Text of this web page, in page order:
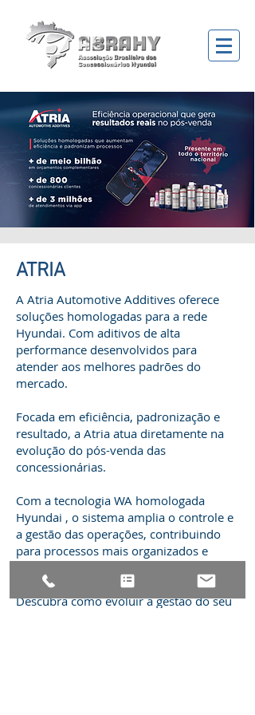
ATRIA
A Atria Automotive Additives oferece
soluções homologadas para a rede
Hyundai. Com aditivos de alta
performance desenvolvidos para
atender aos melhores padrões do
mercado.
Focada em eficiência, padronização e
resultado, a Atria atua diretamente na
evolução do pós-venda das
concessionárias.
Com a tecnologia WA homologada
Hyundai , o sistema amplia o controle e
a gestão das operações, contribuindo
para processos mais organizados e
Descubra como evoluir a gestão do seu